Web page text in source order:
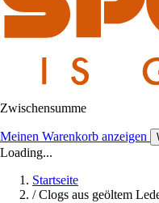
Zwischensumme
Meinen Warenkorb anzeigen
Loading...
Startseite
/ Clogs aus geöltem